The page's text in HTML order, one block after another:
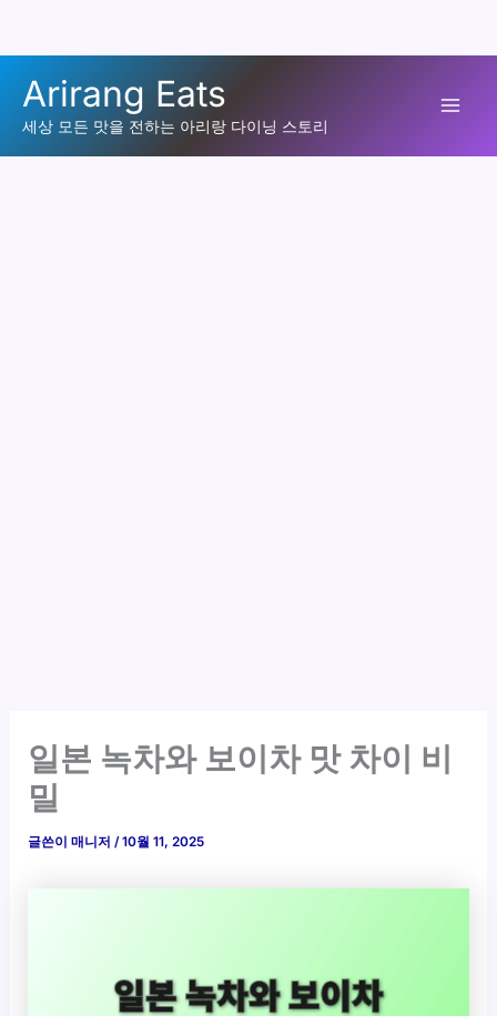
로
Arirang Eats
세상 모든 맛을 전하는 아리랑 다이닝 스토리
일본 녹차와 보이차 맛 차이 비
밀
글쓴이매니저/10월 11, 2025